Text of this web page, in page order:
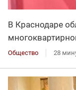
В Краснодаре
Общество 28